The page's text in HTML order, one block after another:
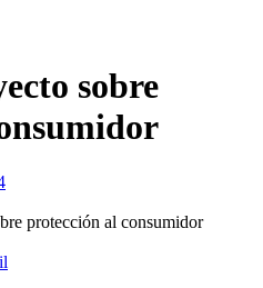
sobre
protección al consumidor